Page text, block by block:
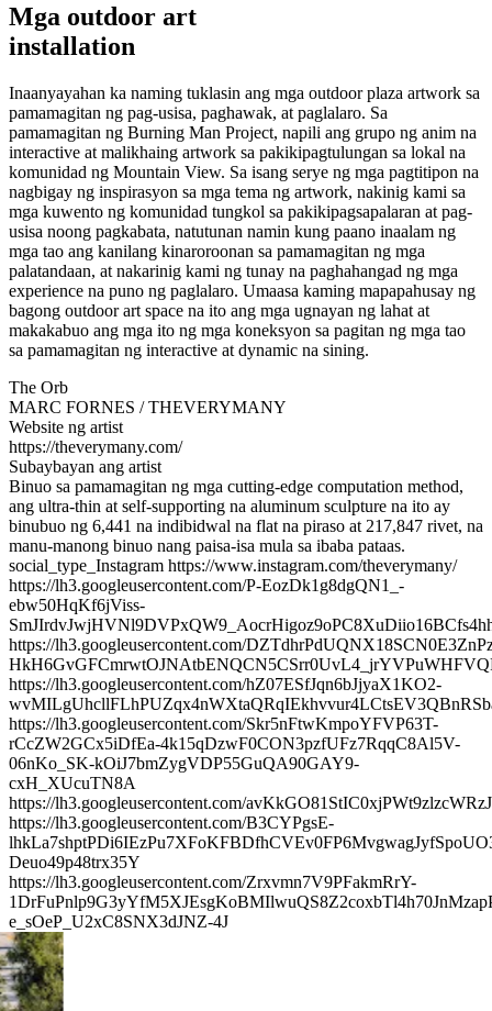
Mga outdoor art
installation
Inaanyayahan ka naming tuklasin ang mga outdoor plaza artwork sa
pamamagitan ng pag-usisa, paghawak, at paglalaro. Sa
pamamagitan ng Burning Man Project, napili ang grupo ng anim na
interactive at malikhaing artwork sa pakikipagtulungan sa lokal na
komunidad ng Mountain View. Sa isang serye ng mga pagtitipon na
nagbigay ng inspirasyon sa mga tema ng artwork, nakinig kami sa
mga kuwento ng komunidad tungkol sa pakikipagsapalaran at pag-
usisa noong pagkabata, natutunan namin kung paano inaalam ng
mga tao ang kanilang kinaroroonan sa pamamagitan ng mga
palatandaan, at nakarinig kami ng tunay na paghahangad ng mga
experience na puno ng paglalaro. Umaasa kaming mapapahusay ng
bagong outdoor art space na ito ang mga ugnayan ng lahat at
makakabuo ang mga ito ng mga koneksyon sa pagitan ng mga tao
sa pamamagitan ng interactive at dynamic na sining.
The Orb
MARC FORNES / THEVERYMANY
Website ng artist
https://theverymany.com/
Subaybayan ang artist
Binuo sa pamamagitan ng mga cutting-edge computation method,
ang ultra-thin at self-supporting na aluminum sculpture na ito ay
binubuo ng 6,441 na indibidwal na flat na piraso at 217,847 rivet, na
manu-manong binuo nang paisa-isa mula sa ibaba pataas.
social_type_Instagram https://www.instagram.com/theverymany/
https://lh3.googleusercontent.com/P-EozDk1g8dgQN1_-
ebw50HqKf6jViss-
https://lh3.googleusercontent.com/
https://lh3.googleusercontent.com/hZ07ESfJqn6bJjyaX1KO2-
https://lh3.googleusercontent.com/Skr5nFtwKmpoYFVP63T-
rCcZW2GCx5iDfEa-4k15qDzwF0CON3pzfUFz7RqqC8Al5V-
06nKo_SK-kOiJ7bmZygVDP55GuQA90GAY9-
cxH_XUcuTN8A
https://lh3.googleusercontent.com/
https://lh3.googleusercontent.com/B3CYPgsE-
Deuo49p48trx35Y
https://lh3.googleusercontent.com/Zrxvmn7V9PFakmRrY-
e_sOeP_U2xC8SNX3dJNZ-4J